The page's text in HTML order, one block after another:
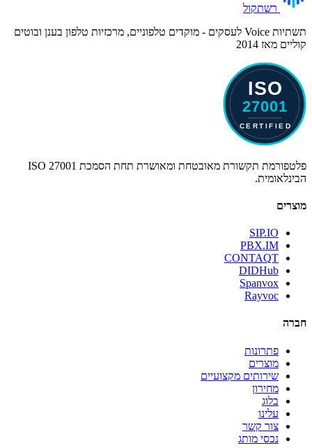
רשתקול
תשתיות Voice לעסקים - מוקדים טלפוניים, מרכזיות טלפון בענן ובוטים
קוליים מאז 2014
פלטפורמת תקשורת מאובטחת ומאושרת תחת הסמכת ISO 27001
הבינלאומית.
מוצרים
SIP.IO
PBX.IM
CONTAQT
DIDHub
Spanvox
Rayvoc
חברה
פתרונות
מוצרים
שירותים מקצועיים
מחירון
בלוג
עלינו
צור קשר
נכסי מותג